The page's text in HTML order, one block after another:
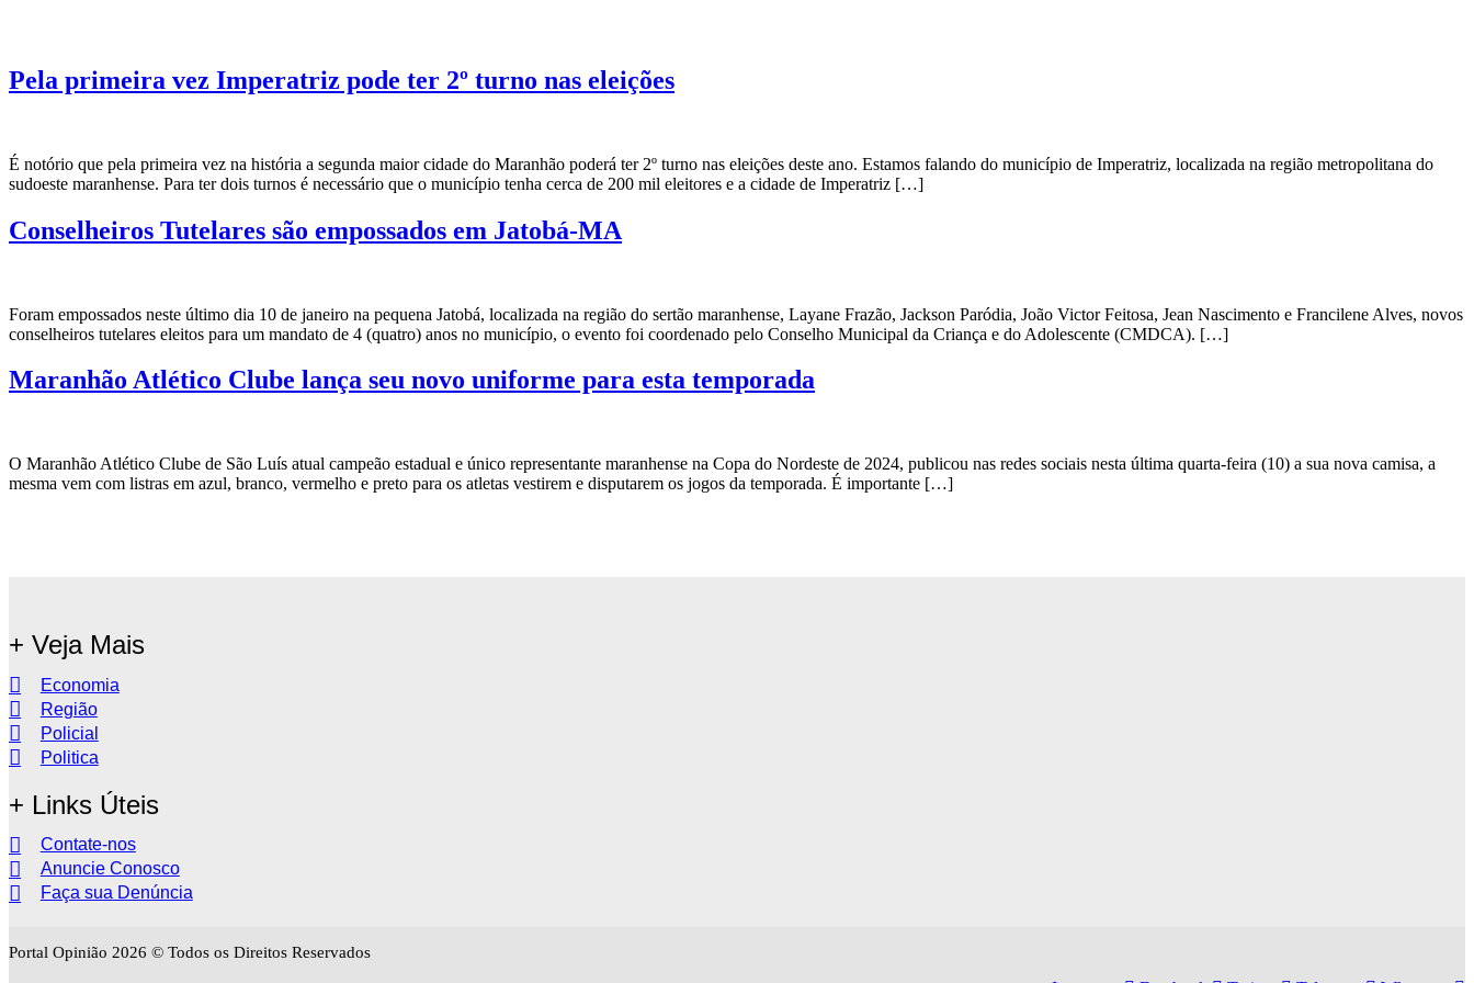
Pela primeira vez Imperatriz pode ter 2º turno nas eleições
É notório que pela primeira vez na história a segunda maior cidade do Maranhão poderá ter 2º turno nas eleições deste ano. Estamos falando do município de Imperatriz, localizada na região metropolitana do
sudoeste maranhense. Para ter dois turnos é necessário que o município tenha cerca de 200 mil eleitores e a cidade de Imperatriz […]
Conselheiros Tutelares são empossados em Jatobá-MA
Foram empossados neste último dia 10 de janeiro na pequena Jatobá, localizada na região do sertão maranhense, Layane Frazão, Jackson Paródia, João Victor Feitosa, Jean Nascimento e Francilene Alves, novos
conselheiros tutelares eleitos para um mandato de 4 (quatro) anos no município, o evento foi coordenado pelo Conselho Municipal da Criança e do Adolescente (CMDCA). […]
Maranhão Atlético Clube lança seu novo uniforme para esta temporada
O Maranhão Atlético Clube de São Luís atual campeão estadual e único representante maranhense na Copa do Nordeste de 2024, publicou nas redes sociais nesta última quarta-feira (10) a sua nova camisa, a
mesma vem com listras em azul, branco, vermelho e preto para os atletas vestirem e disputarem os jogos da temporada. É importante […]
+ Veja Mais
Economia
Região
Policial
Politica
+ Links Úteis
Contate-nos
Anuncie Conosco
Faça sua Denúncia
Portal Opinião 2026 © Todos os Direitos Reservados